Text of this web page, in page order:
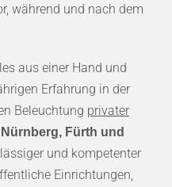
während und nach dem
aus einer Hand und
Erfahrung in der
Beleuchtung privater
Nürnberg, Fürth und
und kompetenter
Einrichtungen,